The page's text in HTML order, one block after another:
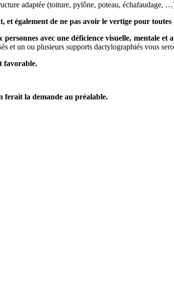
adaptée (toiture, pylône, poteau, échafaudage,
et également de ne pas avoir le vertige pour
avec une déficience visuelle, mentale et
et un ou plusieurs supports dactylographiés vous
favorable.
ferait la demande au préalable.